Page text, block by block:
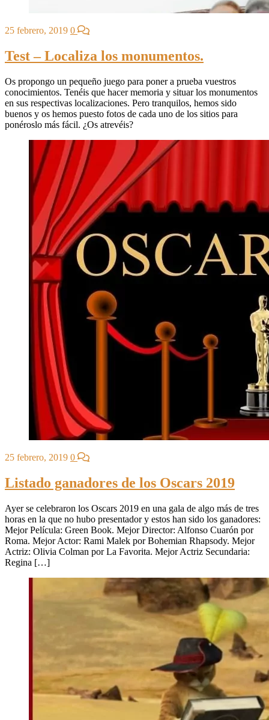
25 febrero, 2019 0
Test – Localiza los monumentos.
Os propongo un pequeño juego para poner a prueba vuestros
conocimientos. Tenéis que hacer memoria y situar los monumentos
en sus respectivas localizaciones. Pero tranquilos, hemos sido
buenos y os hemos puesto fotos de cada uno de los sitios para
ponéroslo más fácil. ¿Os atrevéis?
25 febrero, 2019 0
Listado ganadores de los Oscars 2019
Ayer se celebraron los Oscars 2019 en una gala de algo más de tres
horas en la que no hubo presentador y estos han sido los ganadores:
Mejor Película: Green Book. Mejor Director: Alfonso Cuarón por
Roma. Mejor Actor: Rami Malek por Bohemian Rhapsody. Mejor
Actriz: Olivia Colman por La Favorita. Mejor Actriz Secundaria:
Regina […]